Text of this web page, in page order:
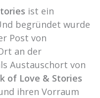
ist ein
begründet wurde
Post von
an der
Austauschort von
of Love & Stories
ihren Vorraum